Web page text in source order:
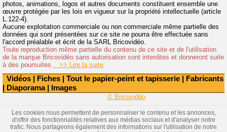
Vidéos | Fiches | Tout le papier-peint et tapisserie | Fabricants
| Diaporama| Images
photos, animations, logos et autres documents constituent ensemble une
œuvre protégée par les lois en vigueur sur la propriété intellectuelle (article
L.122-4).
Aucune exploitation commerciale ou non commerciale même partielle des
données qui sont présentées sur ce site ne pourra être effectuée sans
l'accord préalable et écrit de la SARL Bricovidéo.
Toute reproduction même partielle du contenu de ce site et de l'utilisation
de la marque Bricovidéo sans autorisation sont interdites et donneront suite
à des poursuites. >> Lire la suite
© Bricovidéo
Les cookies nous permettent de personnaliser le contenu et les annonces,
d'offrir des fonctionnalités relatives aux médias sociaux et d'analyser notre
trafic. Nous partageons également des informations sur l'utilisation de notre